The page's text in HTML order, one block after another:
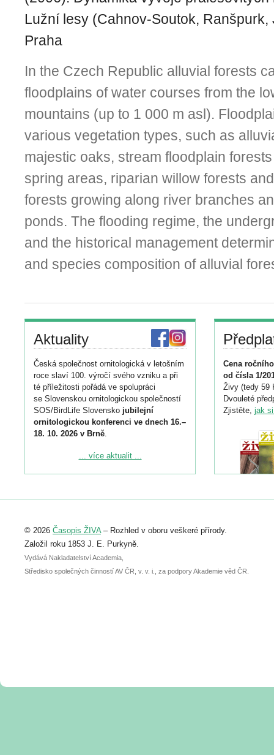
Lužní lesy (Cahnov-Soutok, Ranšpurk,
Praha
In the Czech Republic alluvial forests
floodplains of water courses from the
mountains (up to 1 000 m asl).
various vegetation types, such as
majestic oaks, stream floodplain
spring areas, riparian willow forests
forests growing along river branches
ponds. The flooding regime, the
and the historical management
and species composition of alluvial
Aktuality
Česká společnost ornitologická v letošním
roce slaví 100. výročí svého vzniku a při
té příležitosti pořádá ve spolupráci
se Slovenskou ornitologickou společností
SOS/BirdLife Slovensko jubilejní
ornitologickou konferenci ve dnech 16.–
18. 10. 2026 v Brně.
Podrobnější informace ke konferenci
Registrovat se můžete do 6. září.
abstraktu přihlášené přednášky nebo
posteru je už 30. června.
... více aktualit ...
Cena
od čísla 1/
Živy (tedy 59
Dvouleté
Zjistěte, jak
© 2026 Časopis ŽIVA– Rozhled v oboru veškeré přírody.
Založil roku 1853 J. E. Purkyně.
Vydává Nakladatelství Academia,
Středisko společných činností AV ČR, v. v. i., za podpory Akademie věd ČR.